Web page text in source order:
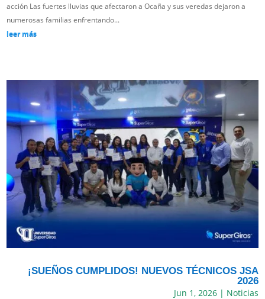
acción Las fuertes lluvias que afectaron a Ocaña y sus veredas dejaron a
numerosas familias enfrentando...
leer más
¡SUEÑOS CUMPLIDOS! NUEVOS TÉCNICOS JSA
2026
Jun 1, 2026| Noticias